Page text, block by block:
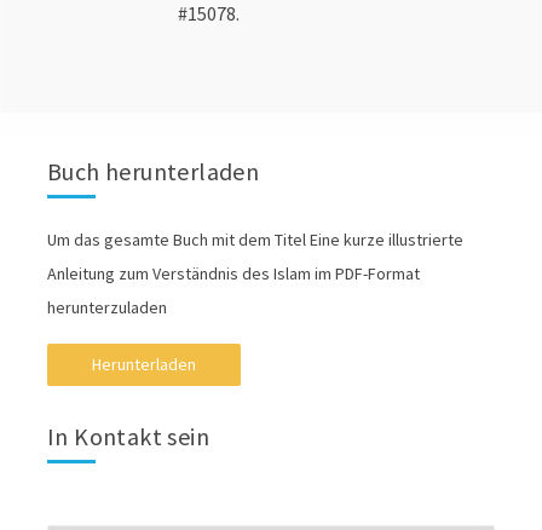
#15078.
Buch herunterladen
Um das gesamte Buch mit dem Titel Eine kurze illustrierte
Anleitung zum Verständnis des Islam im PDF-Format
herunterzuladen
Herunterladen
In Kontakt sein